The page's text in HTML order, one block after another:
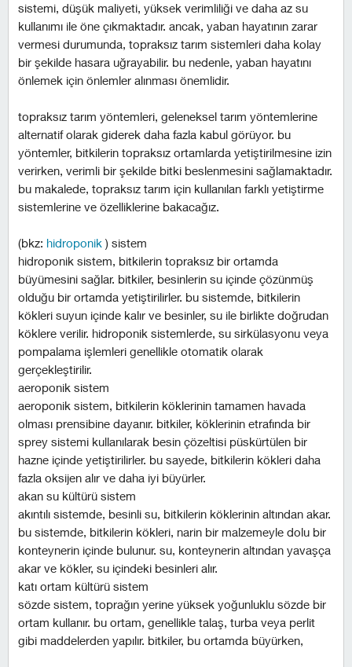
sistemi, düşük maliyeti, yüksek verimliliği ve daha az su
kullanımı ile öne çıkmaktadır. ancak, yaban hayatının zarar
vermesi durumunda, topraksız tarım sistemleri daha kolay
bir şekilde hasara uğrayabilir. bu nedenle, yaban hayatını
önlemek için önlemler alınması önemlidir.
topraksız tarım yöntemleri, geleneksel tarım yöntemlerine
alternatif olarak giderek daha fazla kabul görüyor. bu
yöntemler, bitkilerin topraksız ortamlarda yetiştirilmesine izin
verirken, verimli bir şekilde bitki beslenmesini sağlamaktadır.
bu makalede, topraksız tarım için kullanılan farklı yetiştirme
sistemlerine ve özelliklerine bakacağız.
(bkz: hidroponik ) sistem
hidroponik sistem, bitkilerin topraksız bir ortamda
büyümesini sağlar. bitkiler, besinlerin su içinde çözünmüş
olduğu bir ortamda yetiştirilirler. bu sistemde, bitkilerin
kökleri suyun içinde kalır ve besinler, su ile birlikte doğrudan
köklere verilir. hidroponik sistemlerde, su sirkülasyonu veya
pompalama işlemleri genellikle otomatik olarak
gerçekleştirilir.
aeroponik sistem
aeroponik sistem, bitkilerin köklerinin tamamen havada
olması prensibine dayanır. bitkiler, köklerinin etrafında bir
sprey sistemi kullanılarak besin çözeltisi püskürtülen bir
hazne içinde yetiştirilirler. bu sayede, bitkilerin kökleri daha
fazla oksijen alır ve daha iyi büyürler.
akan su kültürü sistem
akıntılı sistemde, besinli su, bitkilerin köklerinin altından akar.
bu sistemde, bitkilerin kökleri, narin bir malzemeyle dolu bir
konteynerin içinde bulunur. su, konteynerin altından yavaşça
akar ve kökler, su içindeki besinleri alır.
katı ortam kültürü sistem
sözde sistem, toprağın yerine yüksek yoğunluklu sözde bir
ortam kullanır. bu ortam, genellikle talaş, turba veya perlit
gibi maddelerden yapılır. bitkiler, bu ortamda büyürken,